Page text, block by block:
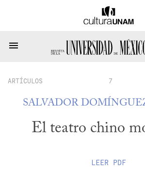
ARTÍCULOS 7
SALVADOR
El teatro chino
LEER PDF